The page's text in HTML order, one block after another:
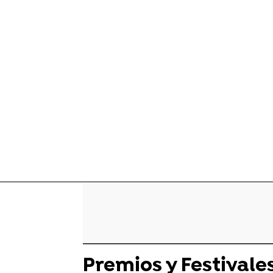
Premios y